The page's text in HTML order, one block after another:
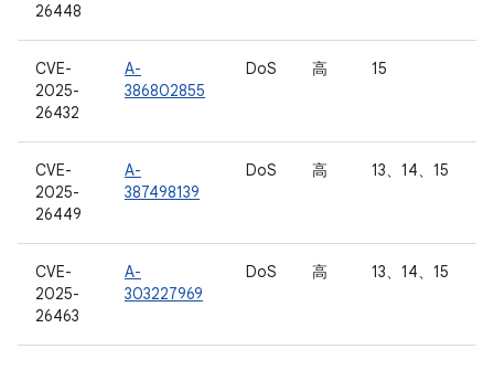
26448
CVE-
2025-
26432
A-
386802855
DoS 高 15
CVE-
2025-
26449
A-
387498139
DoS 高 13、14、15
CVE-
2025-
26463
A-
303227969
DoS 高 13、14、15